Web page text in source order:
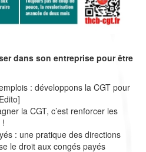
dans son entreprise pour être
: développons la CGT pour
la CGT, c’est renforcer les
: une pratique des directions
le droit aux congés payés